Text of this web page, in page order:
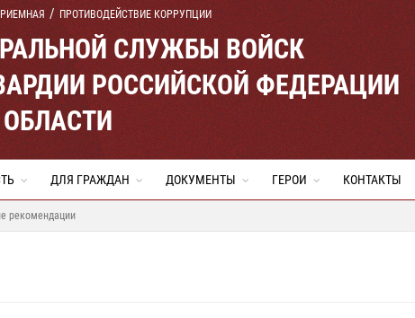
ПРОТИВОДЕЙСТВИЕ КОРРУПЦИИ
СЛУЖБЫ ВОЙСК
РОССИЙСКОЙ ФЕДЕРАЦИИ
ДЛЯ ГРАЖДАН ДОКУМЕНТЫ ГЕРОИ КОНТАКТЫ
рекомендации